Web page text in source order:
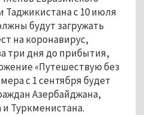
Таджикистана с 10 июля
будут загружать
на коронавирус,
три дня до прибытия,
«Путешествую без
с 1 сентября будет
Азербайджана,
Туркменистана.